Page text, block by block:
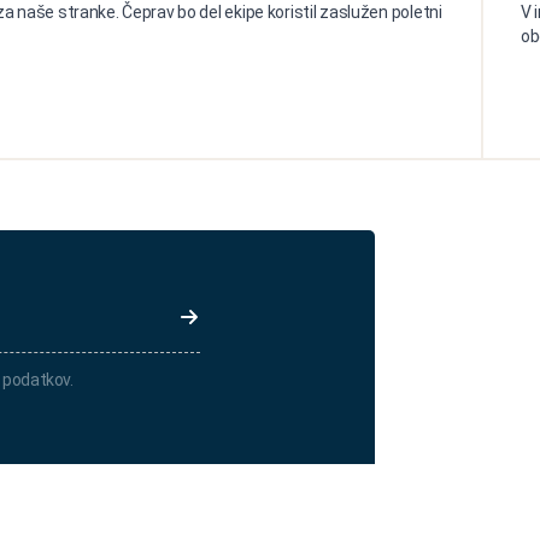
naše stranke. Čeprav bo del ekipe koristil zaslužen poletni
V